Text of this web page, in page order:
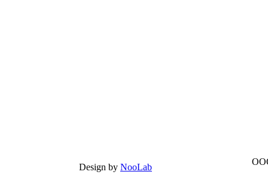
Design by NooLab